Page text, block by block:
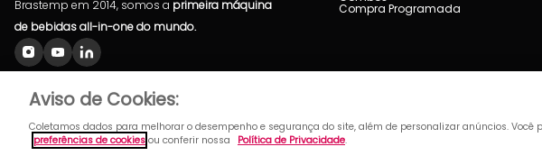
Brastemp em 2014, somos a primeira máquina
de bebidas all-in-one do mundo.
Compra Programada
A venda e o consumo de bebida alcoólica são proibidos para menores. beba com moderação. se for dirigir não
Aviso de Cookies:
Coletamos dados para melhorar o desempenho e segurança do site, além de personalizar anúncios. Você
preferências de cookies ou conferir nossa Política de Privacidade.